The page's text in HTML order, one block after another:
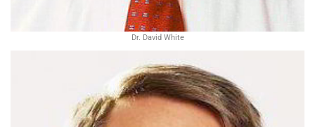
Dr. David White